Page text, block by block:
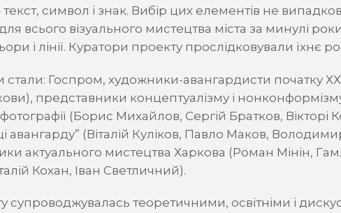
символ і знак. Вибір цих елементів не
всього візуального мистецтва міста за минулі
і лінії. Куратори проекту прослідковували їхнє
Госпром, художники-авангардисти початку ХХ
представники концептуалізму і
(Борис Михайлов, Сергій Братков, Вікторі
авангарду” (Віталій Куліков, Павло Маков,
актуального мистецтва Харкова (Роман Мінін,
Кохан, Іван Светличний).
супроводжувалась теоретичними, освітніми і